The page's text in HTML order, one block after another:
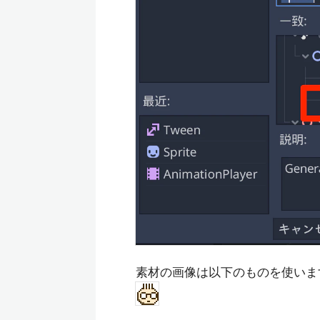
素材の画像は以下のものを使い